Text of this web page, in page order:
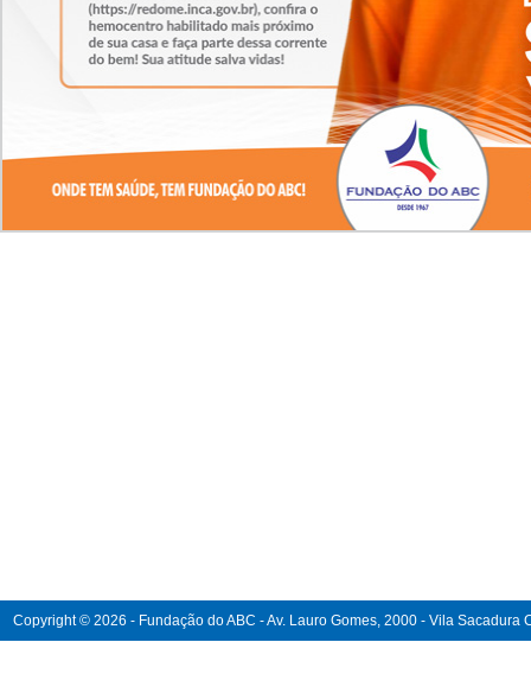
Copyright © 2026 - Fundação do ABC - Av. Lauro Gomes, 2000 - Vila